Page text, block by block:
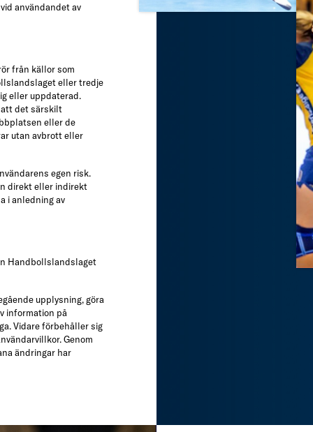
användandet av
från källor som
eller tredje
eller uppdaterad.
det särskilt
eller de
utan avbrott eller
egen risk.
direkt eller indirekt
i anledning av
Handbollslandslaget
upplysning, göra
information på
Vidare förbehåller sig
Genom
ändringar har